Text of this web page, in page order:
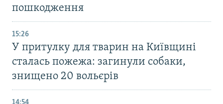
пошкодження
15:26
У притулку для тварин на Київщині
сталась пожежа: загинули собаки,
знищено 20 вольєрів
14:54